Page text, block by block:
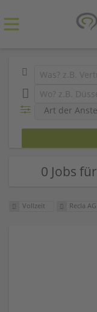
Art der
0 Jobs
Vollzeit Recla